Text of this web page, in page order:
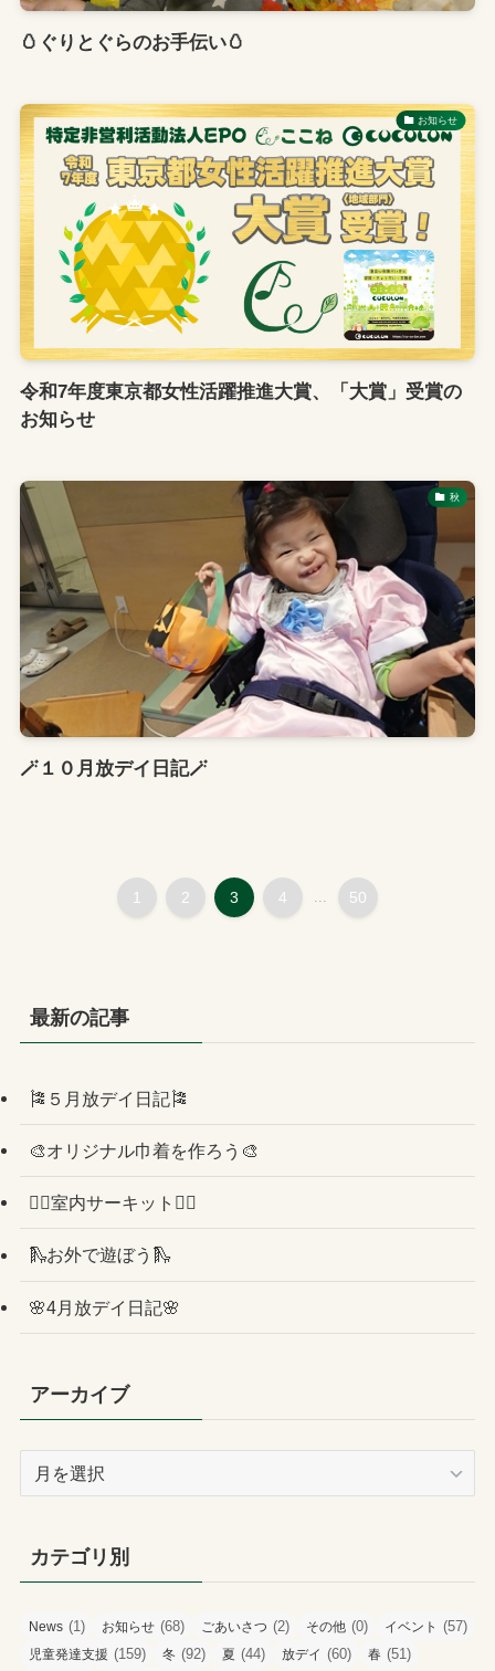
🥚ぐりとぐらのお手伝い🥚
お知らせ
令和7年度東京都女性活躍推進大賞、「大賞」受賞の
お知らせ
秋
🪄１０月放デイ日記🪄
1 2 3 4 50
最新の記事
🎏５月放デイ日記🎏
🎨オリジナル巾着を作ろう🎨
🏳️‍🌈室内サーキット🏳️‍🌈
🛝お外で遊ぼう🛝
🌸4月放デイ日記🌸
アーカイブ
ブ
カテゴリ別
News (1) お知らせ (68) ごあいさつ (2) その他 (0) イベント (57)
児童発達支援 (159) 冬 (92) 夏 (44) 放デイ (60) 春 (51)